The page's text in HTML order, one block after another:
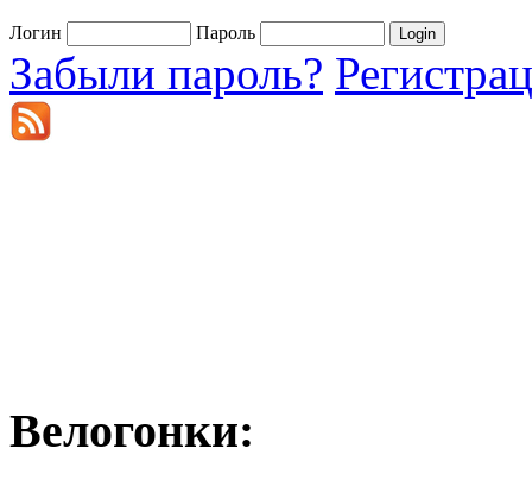
Логин Пароль
Забыли пароль?
Велогонки: